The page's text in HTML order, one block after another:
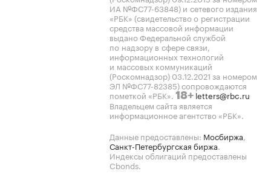
ИА №ФС77-63848) и сетевого издания
«РБК» (свидетельство о регистрации
средства массовой информации
выдано Федеральной службой
по надзору в сфере связи,
информационных технологий
и массовых коммуникаций
(Роскомнадзор) 03.12.2021 за номером
ЭЛ №ФС77-82385) сопровождаются
пометкой «РБК». 18+ letters@rbc.ru
Владельцем сайта является
информационное агентство «РБК».
Данные предоставлены: Мосбиржа,
Санкт-Петербургская биржа.
Индексы облигаций предоставлены
Cbonds.